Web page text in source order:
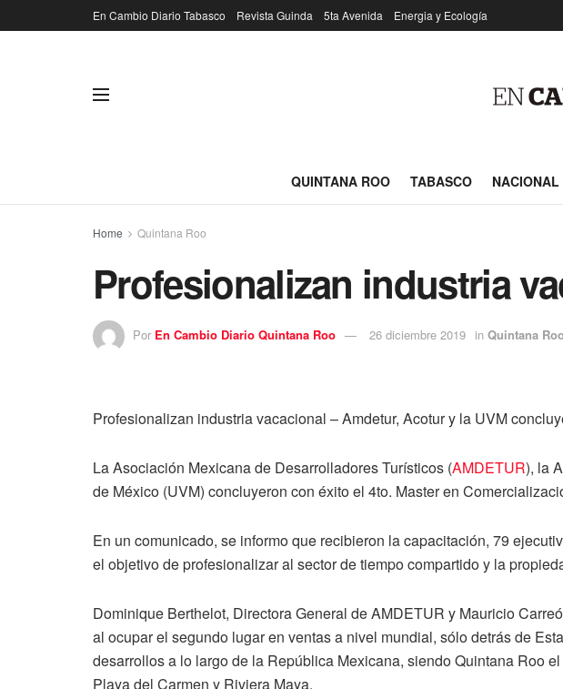
En Cambio Diario Tabasco Revista Guinda 5ta Avenida Energia y Ecología
QUINTANA ROO TABASCO NACIONAL
Home Quintana Roo
Profesionalizan industria
Por En Cambio Diario Quintana Roo 26 diciembre 2019 in Quintana
Profesionalizan industria vacacional – Amdetur, Acotur y la UVM
La Asociación Mexicana de Desarrolladores Turísticos (AMDETUR), la
de México (UVM) concluyeron con éxito el 4to. Master en
En un comunicado, se informo que recibieron la capacitación, 79
el objetivo de profesionalizar al sector de tiempo compartido y la
Dominique Berthelot, Directora General de AMDETUR y Mauricio
al ocupar el segundo lugar en ventas a nivel mundial, sólo detrás de
desarrollos a lo largo de la República Mexicana, siendo Quintana Roo
Playa del Carmen y Riviera Maya.